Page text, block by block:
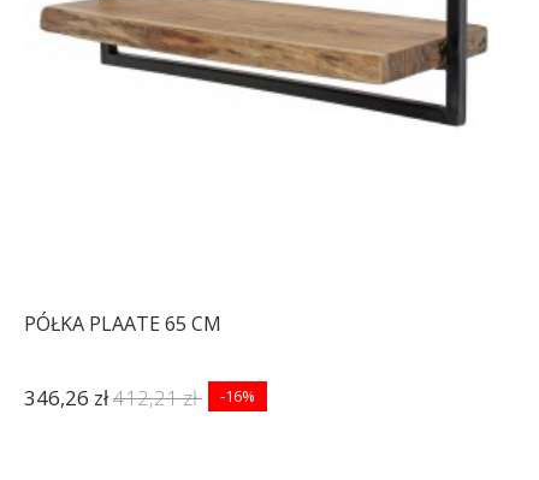
PÓŁKA PLAATE 65 CM
346,26 zł412,21 zł -16%